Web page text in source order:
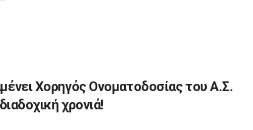
Χορηγός Ονοματοδοσίας του Α.Σ.
χρονιά!